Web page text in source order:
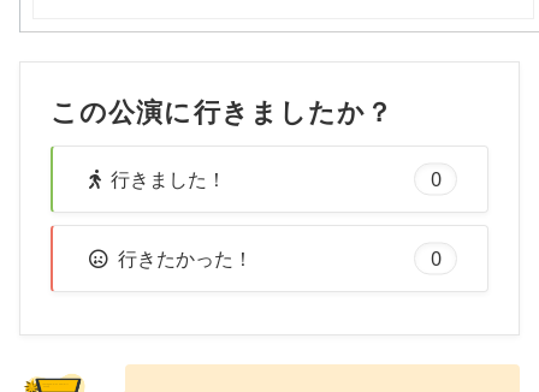
この公演に行きましたか？
行きました！ 0
行きたかった！ 0